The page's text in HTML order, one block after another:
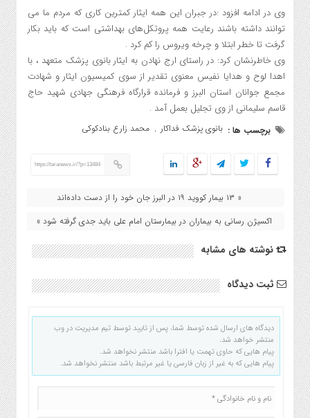
وی در ادامه افزود :در جبران این همه ایثار کمترین کاری که مردم ما می
توانند داشته باشند رعایت همه پروتکل‌های بهداشتی است که باید بکار
گرفت تا خطر ابتلا و چرخه ویروس را کم کرد .
وی خاطرنشان کرد: در راستای ارج نهادن به ایثار بانوی پزشک متعهد ، با
اهدا لوح و هدایا نفیس معنوی تقدیر از سوی کمیسیون ایثار و شهادت
مجمع جوانان استان البرز و فرمانده قرارگاه فرهنگی جهادی شهید حاج
قاسم سلیمانی از وی تجلیل بعمل آمد .
برچسب ها : بانوی پزشک فداکار , محمد زارع بنادکوکی
https://taranews.ir/?p=13484
« ۱۳ بیمار کووید ۱۹ در البرز جان خود را از دست داده‌اند
اکسیژن رسانی به بیماران در بیمارستان امام علی باید جدی گرفته شود »
نوشته های مشابه
ثبت دیدگاه
دیدگاه های ارسال شده توسط شما، پس از تایید توسط تیم مدیریت در وب
منتشر خواهد شد.
پیام هایی که حاوی تهمت یا افترا باشد منتشر نخواهد شد.
پیام هایی که به غیر از زبان فارسی یا غیر مرتبط باشد منتشر نخواهد شد.